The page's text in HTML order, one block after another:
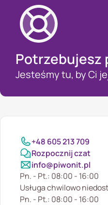
Potrzebujesz
Jesteśmy tu, by Ci
+48 605 213 709
Rozpocznij czat
info@piwonit.pl
Pn. - Pt.: 08:00 - 16:00
Usługa chwilowo
Pn. - Pt.: 08:00 - 16:00